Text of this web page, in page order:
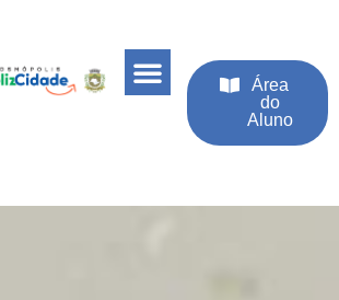
Área
do
Aluno